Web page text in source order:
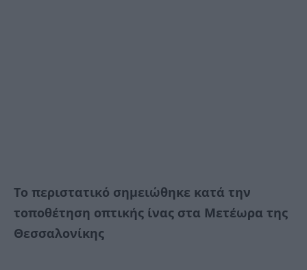
Το περιστατικό σημειώθηκε κατά την
τοποθέτηση οπτικής ίνας στα Μετέωρα της
Θεσσαλονίκης